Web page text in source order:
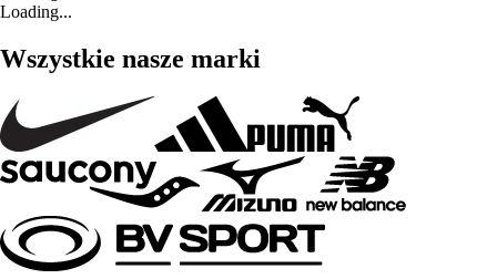
Loading...
Wszystkie nasze marki